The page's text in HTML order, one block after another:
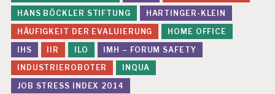
HANS BÖCKLER STIFTUNG
HARTINGER-KLEIN
HÄUFIGKEIT DER EVALUIERUNG
HOME OFFICE
IHS
IIR ILO
IMH – FORUM SAFETY
INDUSTRIEROBOTER
INQUA
JOB STRESS INDEX 2014